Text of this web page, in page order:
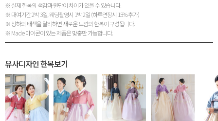
※ 실제 한복의 색감과 원단이 차이가 있을 수 있습니다.
※ 대여기간 2박 3일, 웨딩촬영시 1박 2일 (하루연장시 15% 추가)
※ 상하의 배색을 달리하면 새로운 느낌의 한복이 구성됩니다.
※ Made 아이콘이 있는 제품은 맞춤만 가능합니다.
유사디자인 한복보기